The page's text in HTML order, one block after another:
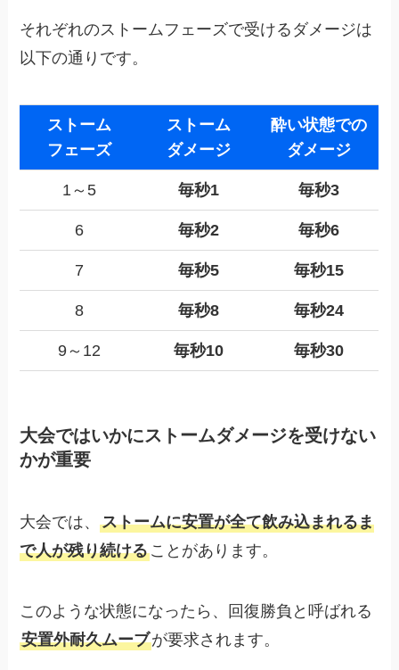
それぞれのストームフェーズで受けるダメージは
以下の通りです。
ストーム
フェーズ
ストーム
ダメージ
酔い状態での
ダメージ
1～5 毎秒1 毎秒3
6 毎秒2 毎秒6
7 毎秒5 毎秒15
8 毎秒8 毎秒24
9～12 毎秒10 毎秒30
大会ではいかにストームダメージを受けない
かが重要
大会では、ストームに安置が全て飲み込まれるま
で人が残り続けることがあります。
このような状態になったら、回復勝負と呼ばれる
安置外耐久ムーブが要求されます。